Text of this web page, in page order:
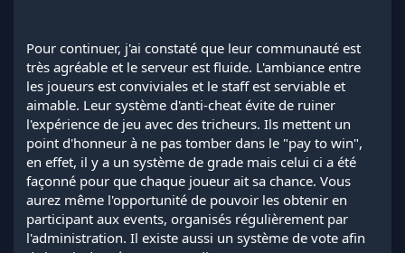
Pour continuer, j'ai constaté que leur communauté est
très agréable et le serveur est fluide. L'ambiance entre
les joueurs est conviviales et le staff est serviable et
aimable. Leur système d'anti-cheat évite de ruiner
l'expérience de jeu avec des tricheurs. Ils mettent un
point d'honneur à ne pas tomber dans le "pay to win",
en effet, il y a un système de grade mais celui ci a été
façonné pour que chaque joueur ait sa chance. Vous
aurez même l'opportunité de pouvoir les obtenir en
participant aux events, organisés régulièrement par
l'administration. Il existe aussi un système de vote afin